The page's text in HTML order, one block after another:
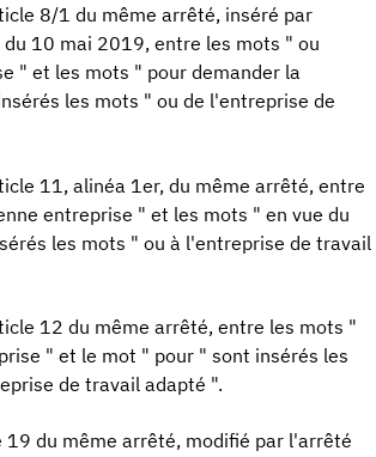
8/1 du même arrêté, inséré par
10 mai 2019, entre les mots " ou
" et les mots " pour demander la
les mots " ou de l'entreprise de
11, alinéa 1er, du même arrêté, entre
entreprise " et les mots " en vue du
les mots " ou à l'entreprise de travail
12 du même arrêté, entre les mots "
" et le mot " pour " sont insérés les
de travail adapté ".
19 du même arrêté, modifié par l'arrêté